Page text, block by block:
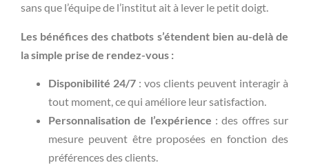
sans que l’équipe de l’institut ait à lever le petit doigt.
Les bénéfices des chatbots s’étendent bien au-delà de
la simple prise de rendez-vous :
Disponibilité 24/7 : vos clients peuvent interagir à
tout moment, ce qui améliore leur satisfaction.
Personnalisation de l’expérience : des offres sur
mesure peuvent être proposées en fonction des
préférences des clients.